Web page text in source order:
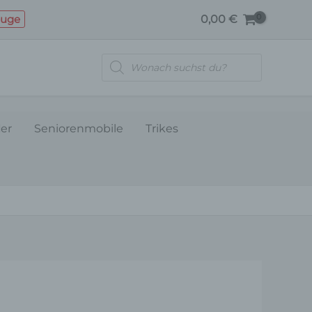
0,00 €
Products
search
Seniorenmobile Trikes